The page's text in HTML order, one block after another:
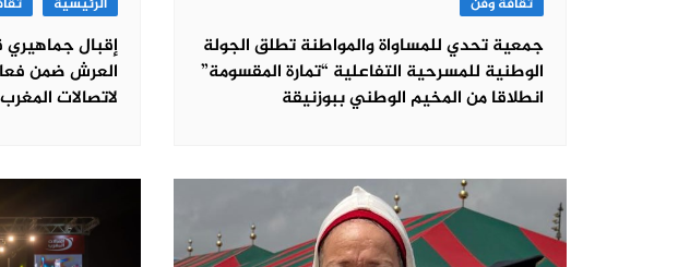
جمعية تحدي للمساواة والمواطنة تطلق الجولة
الوطنية للمسرحية التفاعلية “تمارة المقسومة”
انطلاقا من المخيم الوطني ببوزنيقة
إقبال جماهيري
العرش ضمن
لاتصالات